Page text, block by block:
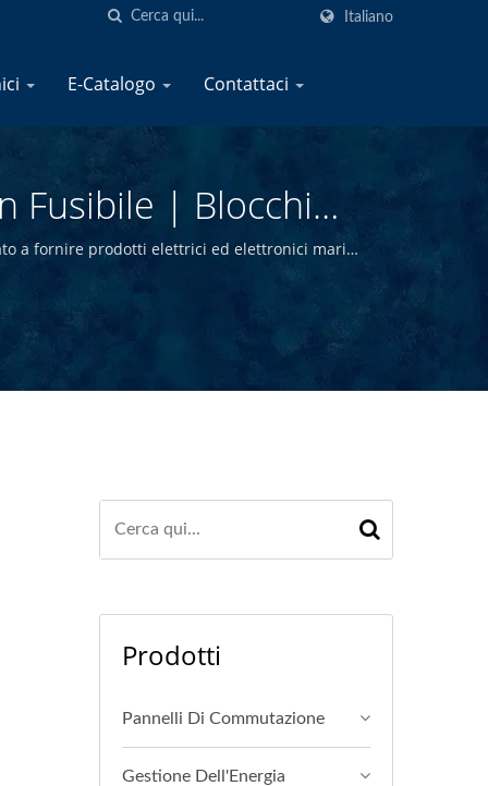
Italiano
E-Catalogo Contattaci
Fusibile | Blocchi
| YIS Marine
a fornire prodotti elettrici ed elettronici marini
in grado di offrire prodotti marini di alta
Prodotti
Pannelli Di Commutazione
Gestione Dell'Energia